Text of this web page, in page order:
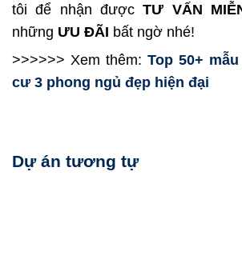
tôi để nhận đượcTƯ VẤN
những ƯU ĐÃI bất ngờ nhé!
>>>>>> Xem thêm: Top 50+
cư 3 phong ngủ đẹp hiện đại
Dự án tương tự